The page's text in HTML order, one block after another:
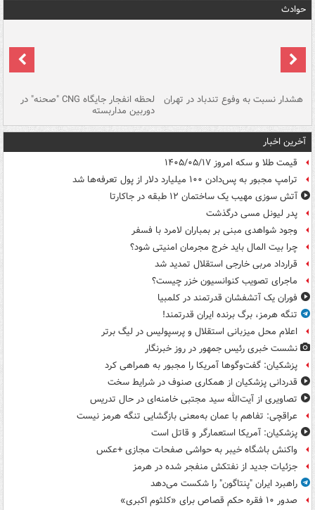
حوادث
هشدار نسبت به وفوع تندباد در تهران لحظه انفجار جایگاه CNG "صحنه" در
دوربین مداربسته
آخرین اخبار
قیمت طلا و سکه امروز ۱۴۰۵/۰۵/۱۷
ترامپ مجبور به پس‌دادن ۱۰۰ میلیارد دلار از پول تعرفه‌ها شد
آتش سوزی مهیب یک ساختمان ۱۲ طبقه در جاکارتا
پدر لیونل مسی درگذشت
وجود شواهدی مبنی بر بمباران لامرد با فسفر
چرا بیت المال باید خرج مجرمان امنیتی شود؟
قرارداد مربی خارجی استقلال تمدید شد
ماجرای تصویب کنوانسیون خزر چیست؟
فوران یک آتشفشان قدرتمند در کلمبیا
تنگه هرمز، برگ برنده ایران قدرتمند!
اعلام محل میزبانی استقلال و پرسپولیس در لیگ برتر
نشست خبری رئیس جمهور در روز خبرنگار
پزشکیان: گفت‌وگوها آمریکا را مجبور به همراهی کرد
قدردانی پزشکیان از همکاری صنوف در شرایط سخت
تصاویری از آیت‌الله سید مجتبی خامنه‌ای در حال تدریس
عراقچی: تفاهم با عمان به‌معنی بازگشایی تنگه هرمز نیست
پزشکیان: آمریکا استعمارگر و قاتل است
واکنش باشگاه خیبر به حواشی صفحات مجازی +عکس
جزئیات جدید از نفتکش منفجر شده در هرمز
راهبرد ایران "پنتاگون" را شکست می‌دهد
صدور ۱۰ فقره حکم قصاص برای «کلثوم اکبری»